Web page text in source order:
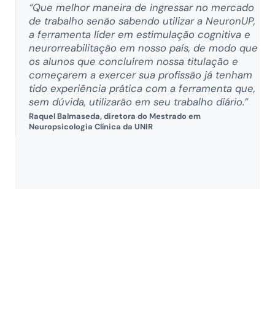
“Que melhor maneira de ingressar no mercado
de trabalho senão sabendo utilizar a NeuronUP,
a ferramenta líder em estimulação cognitiva e
neurorreabilitação em nosso país, de modo que
os alunos que concluírem nossa titulação e
começarem a exercer sua profissão já tenham
tido experiência prática com a ferramenta que,
sem dúvida, utilizarão em seu trabalho diário.”
Raquel Balmaseda, diretora do Mestrado em
Neuropsicologia Clínica da UNIR